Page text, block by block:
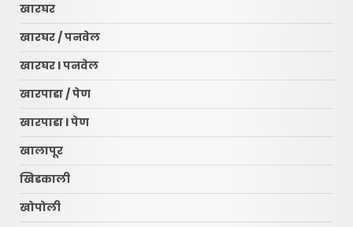
खारघर
खारघर / पनवेल
खारघर l पनवेल
खारपाडा / पेण
खारपाडा l पेण
खालापूर
खिडकाली
खोपोली